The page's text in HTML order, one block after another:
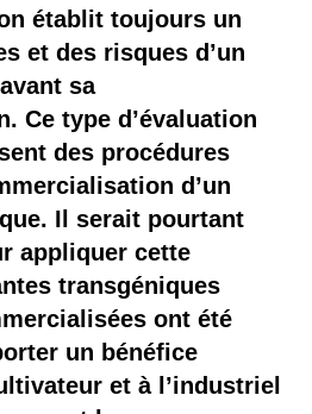
établit toujours un
et des risques d’un
sa
Ce type d’évaluation
des procédures
d’un
Il serait pourtant
appliquer cette
transgéniques
ont été
un bénéfice
et à l’industriel